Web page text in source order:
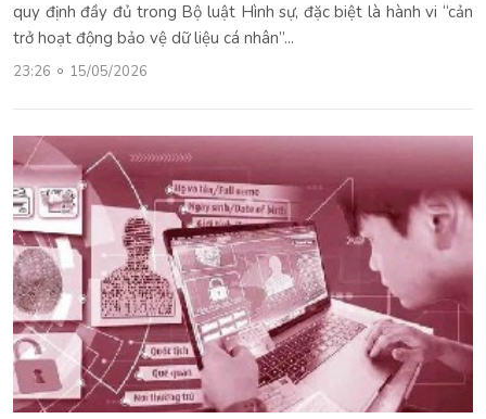
quy định đầy đủ trong Bộ luật Hình sự, đặc biệt là hành vi “cản
trở hoạt động bảo vệ dữ liệu cá nhân”...
23:26 15/05/2026